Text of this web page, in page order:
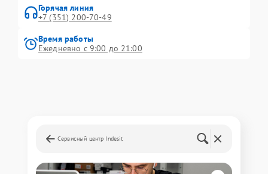
Горячая линия
+7 (351) 200-70-49
Время работы
Ежедневно с 9:00 до 21:00
Сервисный центр Indesit